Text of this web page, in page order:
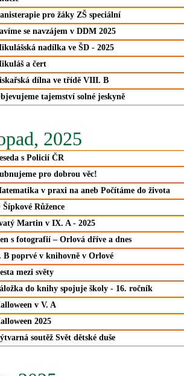
pro žáky ZŠ speciální
se navzájem v DDM 2025
nadílka ve ŠD - 2025
a čert
dílna ve třídě VIII. B
tajemství solné jeskyně
2025
s Policií ČR
pro dobrou věc!
v praxi na aneb Počítáme do života
Růžence
Martin v IX. A - 2025
s fotografií – Orlová dříve a dnes
B poprvé v knihovně v Orlové
mezi světy
do knihy spojuje školy - 16. ročník
v V. A
2025
soutěž Svět dětské duše